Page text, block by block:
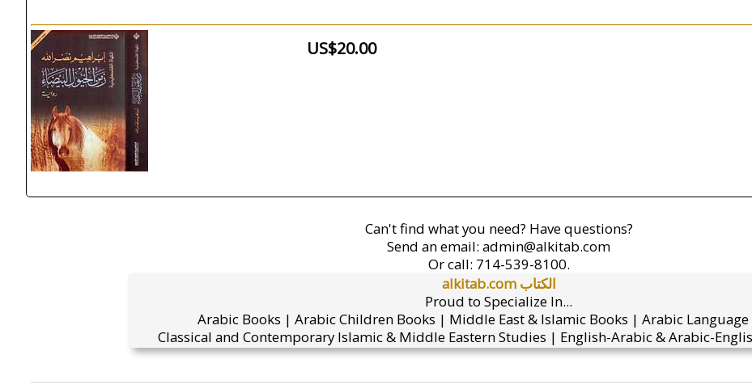
US$20.00
Can't find what you need? Have questions?
Send an email: admin@alkitab.com
Or call: 714-539-8100.
alkitab.com الكتاب
Proud to Specialize In...
Arabic Books | Arabic Children Books | Middle East & Islamic Books | Arabic Language
Classical and Contemporary Islamic & Middle Eastern Studies | English-Arabic & Arabic-